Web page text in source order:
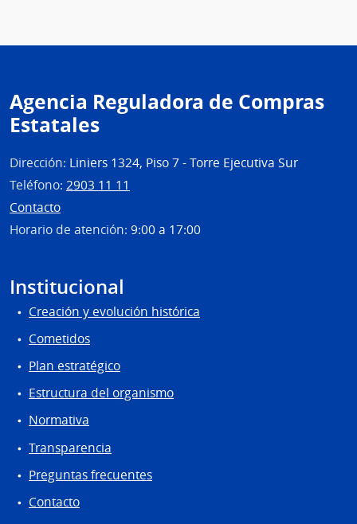
Agencia Reguladora de Compras
Estatales
Dirección: Liniers 1324, Piso 7 - Torre Ejecutiva Sur
Teléfono: 2903 11 11
Contacto
Horario de atención: 9:00 a 17:00
Institucional
Creación y evolución histórica
Cometidos
Plan estratégico
Estructura del organismo
Normativa
Transparencia
Preguntas frecuentes
Contacto